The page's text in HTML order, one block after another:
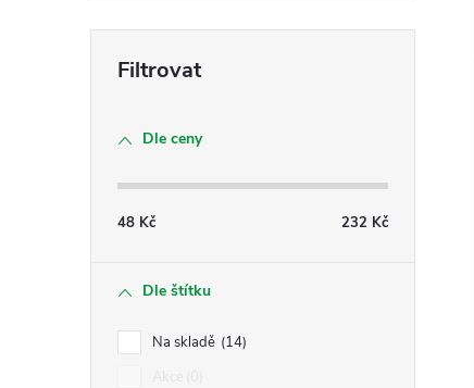
Dle ceny
48 Kč 232 Kč
Dle štítku
Na skladě 14